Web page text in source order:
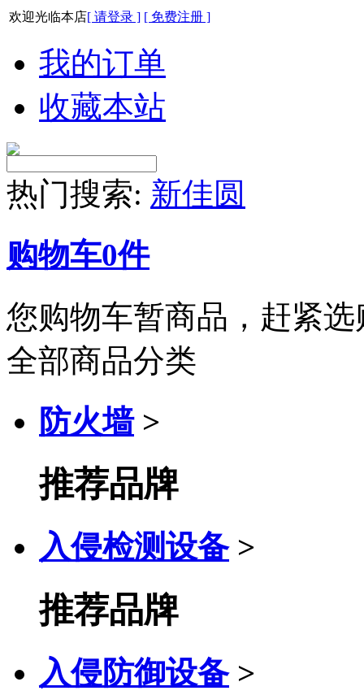
欢迎光临本店[ 请登录 ] [ 免费注册 ]
我的订单
收藏本站
热门搜索: 新佳圆
购物车0件
您购物车暂商品，赶紧选
全部商品分类
防火墙 >
推荐品牌
入侵检测设备 >
推荐品牌
入侵防御设备 >